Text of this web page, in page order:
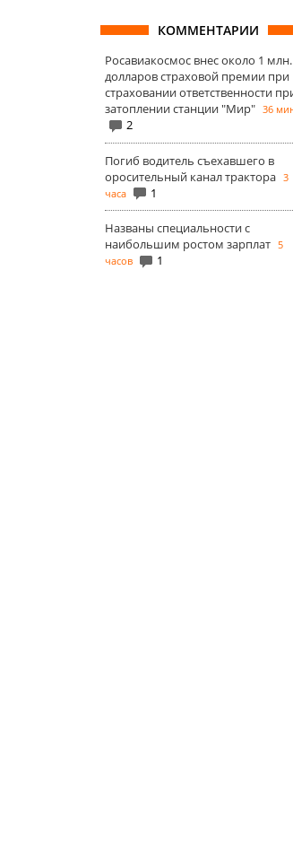
КОММЕНТАРИИ
Росавиакосмос внес около 1 млн.
долларов страховой премии при
страховании ответственности
затоплении станции "Мир" 36
2
Погиб водитель съехавшего в
оросительный канал трактора 3
часа
1
Названы специальности с
наибольшим ростом зарплат 5
часов
1